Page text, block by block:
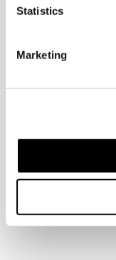
Statistics
Marketing